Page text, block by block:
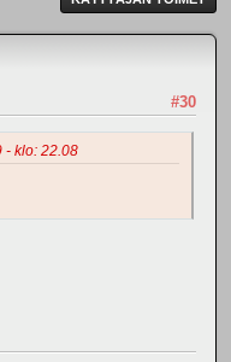
#30
- klo: 22.08